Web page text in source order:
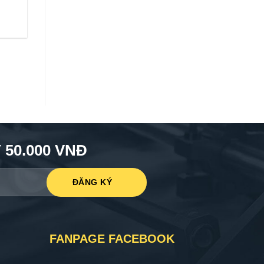
VNĐ
FANPAGE FACEBOOK